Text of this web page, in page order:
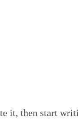
it, then start